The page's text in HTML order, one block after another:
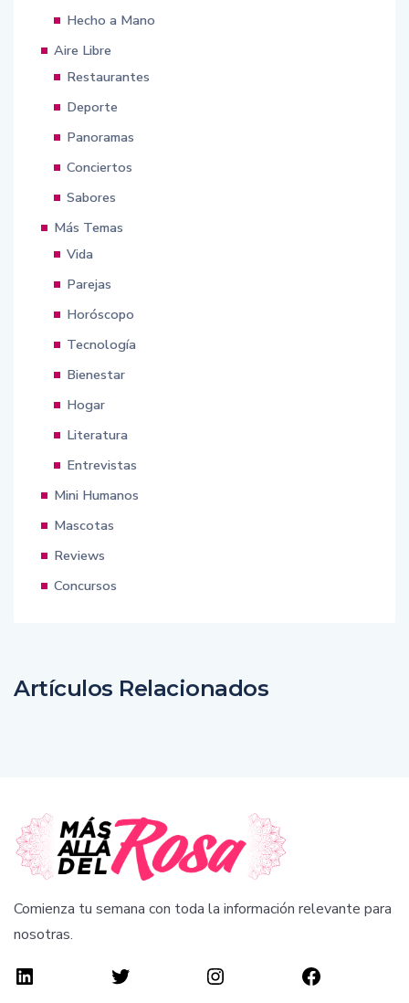
Hecho a Mano
Aire Libre
Restaurantes
Deporte
Panoramas
Conciertos
Sabores
Más Temas
Vida
Parejas
Horóscopo
Tecnología
Bienestar
Hogar
Literatura
Entrevistas
Mini Humanos
Mascotas
Reviews
Concursos
Artículos Relacionados
Comienza tu semana con toda la información relevante para
nosotras.